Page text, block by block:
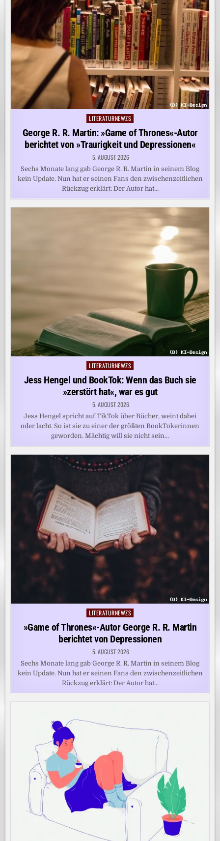
Posted
in
LITERATURNEWZS
George R. R. Martin: »Game of Thrones«-Autor
berichtet von »Traurigkeit und Depressionen«
5. AUGUST 2026
Sechs Monate lang gab George R. R. Martin in seinem Blog
kein Update. Nun hat er seinen Fans den zwischenzeitlichen
Rückzug erklärt: Der Autor hat…
Posted
in
LITERATURNEWZS
Jess Hengel und BookTok: Wenn das Buch sie
»zerstört hat«, war es gut
5. AUGUST 2026
Jess Hengel spricht auf TikTok über Bücher, weint dabei
oder lacht. So ist sie zu einer der größten BookTokerinnen
geworden. Mächtig will sie nicht sein…
Posted
LITERATURNEWZS
»Game of Thrones«-Autor George R. R. Martin
berichtet von Depressionen
5. AUGUST 2026
Sechs Monate lang gab George R. R. Martin in seinem Blog
kein Update. Nun hat er seinen Fans den zwischenzeitlichen
Rückzug erklärt: Der Autor hat…